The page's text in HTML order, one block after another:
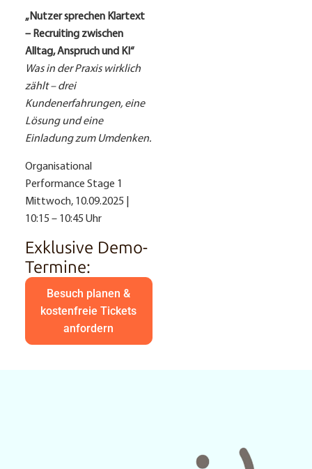
„Nutzer sprechen Klartext
– Recruiting zwischen
Alltag, Anspruch und KI“
Was in der Praxis wirklich
zählt – drei
Kundenerfahrungen, eine
Lösung und eine
Einladung zum Umdenken.
Organisational
Performance Stage 1
Mittwoch, 10.09.2025 |
10:15 – 10:45 Uhr
Exklusive Demo-
Termine:
Besuch planen &
kostenfreie Tickets
anfordern